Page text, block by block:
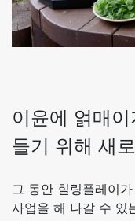
이윤에 얽매
들기 위해 새
그 동안 힐링플레이
사업을 해 나갈 수 있